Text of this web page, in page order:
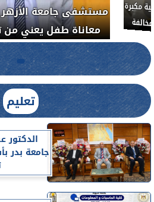
المصرية يشن حملة رقابية
لضبط المنشآت الطبية المخالفة.....
تعليم
الدكتور
جامعة بدر